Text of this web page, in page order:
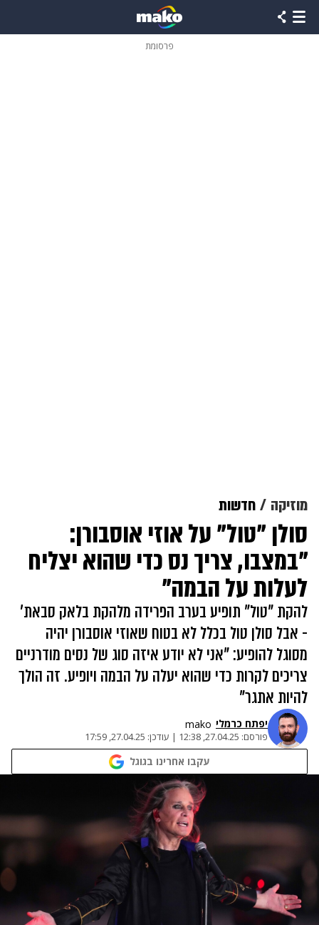
פרסומת
מוזיקה חדשות
סולן "טול" על אוזי אוסבורן:
"במצבו, צריך נס כדי שהוא יצליח
לעלות על הבמה"
להקת "טול" תופיע בערב הפרידה מלהקת בלאק סבאת'
- אבל סולן טול בכלל לא בטוח שאוזי אוסבורן יהיה
מסוגל להופיע: "אני לא יודע איזה סוג של נסים מודרניים
צריכים לקרות כדי שהוא יעלה על הבמה ויופיע. זה הולך
להיות אתגר"
יפתח כרמלי mako
פורסם: 27.04.25, 12:38
| עודכן: 27.04.25, 17:59
עקבו אחרינו בגוגל